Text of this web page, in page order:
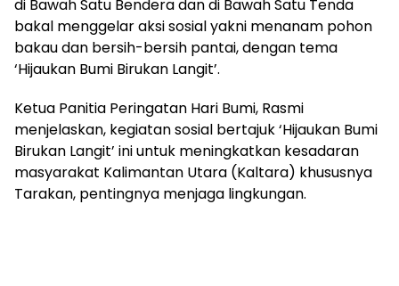
di Bawah Satu Bendera dan di Bawah Satu Tenda
bakal menggelar aksi sosial yakni menanam pohon
bakau dan bersih-bersih pantai, dengan tema
‘Hijaukan Bumi Birukan Langit’.
Ketua Panitia Peringatan Hari Bumi, Rasmi
menjelaskan, kegiatan sosial bertajuk ‘Hijaukan Bumi
Birukan Langit’ ini untuk meningkatkan kesadaran
masyarakat Kalimantan Utara (Kaltara) khususnya
Tarakan, pentingnya menjaga lingkungan.